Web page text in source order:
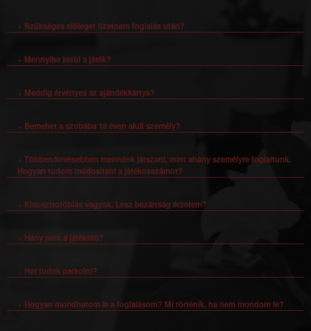
+ Szükséges előleget fizetnem foglalás után?
+ Mennyibe kerül a játék?
+ Meddig érvényes az ajándékkártya?
+ Bemehet a szobába 18 éven aluli személy?
+ Többen/kevesebben mennénk játszani, mint ahány személyre foglaltunk.
Hogyan tudom módosítani a játékosszámot?
+ Klausztrofóbiás vagyok. Lesz bezártság érzetem?
+ Hány perc a játékidő?
+ Hol tudok parkolni?
+ Hogyan mondhatom le a foglalásom? Mi történik, ha nem mondom le?